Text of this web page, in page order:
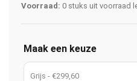
Voorraad: 0 stuks uit voorraad
Maak een keuze
Grijs - €299,60